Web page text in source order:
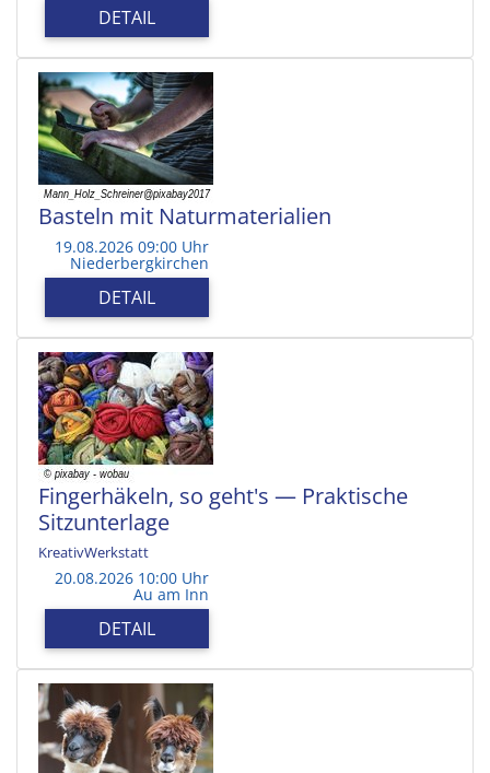
DETAIL
Basteln mit Naturmaterialien
19.08.2026 09:00 Uhr
Niederbergkirchen
DETAIL
Fingerhäkeln, so geht's — Praktische
Sitzunterlage
KreativWerkstatt
20.08.2026 10:00 Uhr
Au am Inn
DETAIL